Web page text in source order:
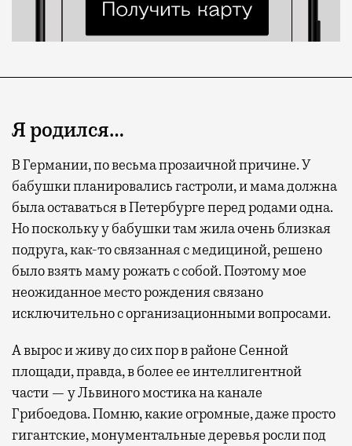
Я родился…
В Германии, по весьма прозаичной причине. У
бабушки планировались гастроли, и мама должна
была оставаться в Петербурге перед родами одна.
Но поскольку у бабушки там жила очень близкая
подруга, как-то связанная с медициной, решено
было взять маму рожать с собой. Поэтому мое
неожиданное место рождения связано
исключительно с организационными вопросами.
А вырос и живу до сих пор в районе Сенной
площади, правда, в более ее интеллигентной
части — у Львиного мостика на канале
Грибоедова. Помню, какие огромные, даже просто
гигантские, монументальные деревья росли под